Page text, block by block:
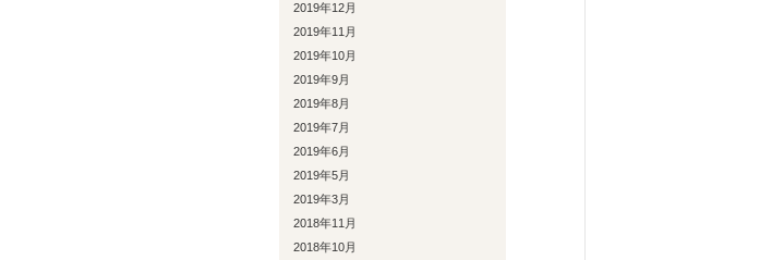
2019年12月
2019年11月
2019年10月
2019年9月
2019年8月
2019年7月
2019年6月
2019年5月
2019年3月
2018年11月
2018年10月